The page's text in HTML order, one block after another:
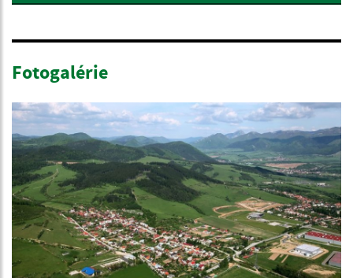
Fotogalérie